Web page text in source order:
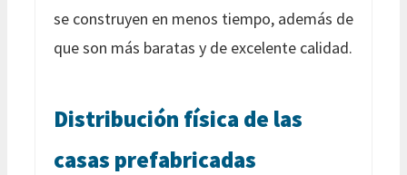
se construyen en menos tiempo, además de
que son más baratas y de excelente calidad.
Distribución física de las
casas prefabricadas